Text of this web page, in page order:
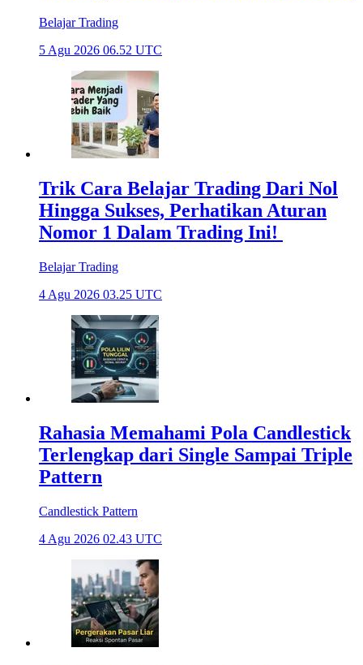
Belajar Trading
5 Agu 2026 06.52 UTC
Trik Cara Belajar Trading Dari Nol
Hingga Sukses, Perhatikan Aturan
Nomor 1 Dalam Trading Ini!
Belajar Trading
4 Agu 2026 03.25 UTC
Rahasia Memahami Pola Candlestick
Terlengkap dari Single Sampai Triple
Pattern
Candlestick Pattern
4 Agu 2026 02.43 UTC